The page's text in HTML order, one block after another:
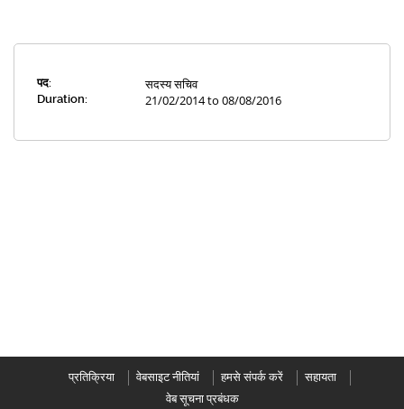
पद: सदस्य सचिव
Duration: 21/02/2014 to 08/08/2016
प्रतिक्रिया वेबसाइट नीतियां हमसे संपर्क करें
सहायता
वेब सूचना प्रबंधक